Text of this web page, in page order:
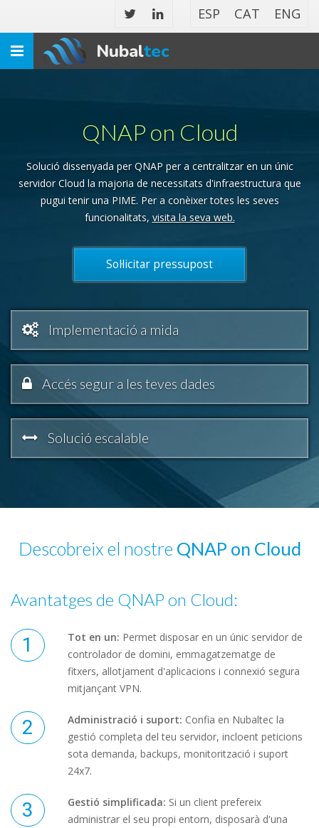
ESP CAT ENG
Toggle
navigation
Nubaltec
QNAP on Cloud
Solució dissenyada per QNAP per a centralitzar en un únic
servidor Cloud la majoria de necessitats d'infraestructura que
pugui tenir una PIME. Per a conèixer totes les seves
funcionalitats, visita la seva web.
Sol·licitar pressupost
Implementació a mida
Accés segur a les teves dades
Solució escalable
Descobreix el nostre QNAP on Cloud
Avantatges de QNAP on Cloud:
Tot en un: Permet disposar en un únic servidor de
controlador de domini, emmagatzematge de
fitxers, allotjament d'aplicacions i connexió segura
mitjançant VPN.
Administració i suport: Confia en Nubaltec la
gestió completa del teu servidor, incloent peticions
sota demanda, backups, monitorització i suport
24x7.
Gestió simplificada: Si un client prefereix
administrar el seu propi entorn, disposarà d'una